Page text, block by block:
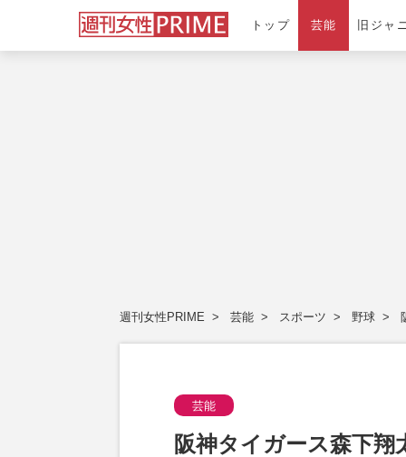
トップ 芸能 旧ジャ
週刊女性PRIME 芸能 スポーツ 野球
芸能
阪神タイガース森下翔